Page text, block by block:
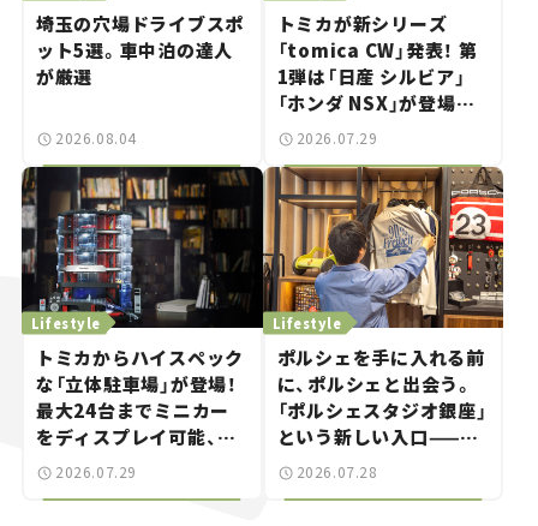
埼玉の穴場ドライブスポ
ット5選。車中泊の達人
が厳選
2026.08.04
トミカが新シリーズ
「tomica CW」発表！ 第
1弾は「日産 シルビア」
「ホンダ NSX」が登場。
世界が注目す
とホビー】
2026.07.29
トミカからハイスペック
な「立体駐車場」が登場！
最大24台までミニカー
をディスプレイ可能、特
別な「日産 GT-R
Lifestyle
2026.07.29
ポルシェを手に入れる前
に、ポルシェと出会う。
「ポルシェスタジオ銀座」
という新しい入口——連
載｜CCGとクルマでどう
Lifestyle
2026.07.28